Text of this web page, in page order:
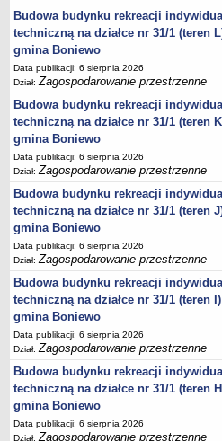
Lista osób kluczowych
Lista aktywności społecznych
Podmioty uprawnione do
Podmioty realizujące usługi
Wykaz usług społecznych
Plan utrwalania rezultatów
FUNDUSZ WSPARCIA
MIENIE KOMUNALNE
2006
2007
2008
2010
2009
POMOC PUBLICZNA
PUBLICZNIE DOSTĘPNY WYKAZ DANYCH
ŚRODOWISKU I JEGO OCHRONIE
Pliki do pobrania
Udostepnianie informacji o
Informacja o wykazie
Budowa budynku rekreacji
techniczną na działce nr 31/1 (teren
gmina Boniewo
Data publikacji: 6 sierpnia 2026
Dział:Zagospodarowanie przestrzenne
Budowa budynku rekreacji
techniczną na działce nr 31/1 (teren
gmina Boniewo
Data publikacji: 6 sierpnia 2026
Dział:Zagospodarowanie przestrzenne
Budowa budynku rekreacji
techniczną na działce nr 31/1 (teren
gmina Boniewo
Data publikacji: 6 sierpnia 2026
Dział:Zagospodarowanie przestrzenne
Budowa budynku rekreacji
techniczną na działce nr 31/1 (teren
gmina Boniewo
Data publikacji: 6 sierpnia 2026
Dział:Zagospodarowanie przestrzenne
Budowa budynku rekreacji
techniczną na działce nr 31/1 (teren
gmina Boniewo
Data publikacji: 6 sierpnia 2026
Dział:Zagospodarowanie przestrzenne